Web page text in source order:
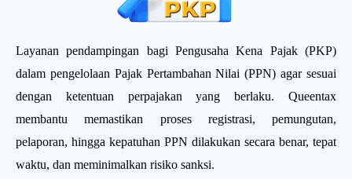
Layanan pendampingan bagi Pengusaha Kena Pajak (PKP)
dalam pengelolaan Pajak Pertambahan Nilai (PPN) agar sesuai
dengan ketentuan perpajakan yang berlaku. Queentax
membantu memastikan proses registrasi, pemungutan,
pelaporan, hingga kepatuhan PPN dilakukan secara benar, tepat
waktu, dan meminimalkan risiko sanksi.